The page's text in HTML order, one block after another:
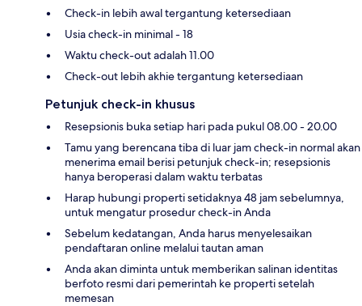
Check-in lebih awal tergantung ketersediaan
Usia check-in minimal - 18
Waktu check-out adalah 11.00
Check-out lebih akhie tergantung ketersediaan
Petunjuk check-in khusus
Resepsionis buka setiap hari pada pukul 08.00 - 20.00
Tamu yang berencana tiba di luar jam check-in normal akan
menerima email berisi petunjuk check-in; resepsionis
hanya beroperasi dalam waktu terbatas
Harap hubungi properti setidaknya 48 jam sebelumnya,
untuk mengatur prosedur check-in Anda
Sebelum kedatangan, Anda harus menyelesaikan
pendaftaran online melalui tautan aman
Anda akan diminta untuk memberikan salinan identitas
berfoto resmi dari pemerintah ke properti setelah
memesan